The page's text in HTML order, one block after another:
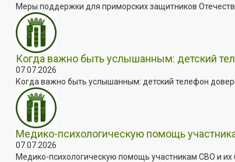
Меры поддержки для приморских защитников
Когда важно быть услышанным: детский
07.07.2026
Когда важно быть услышанным: детский телефон
Медико-психологическую помощь
07.07.2026
Медико-психологическую помощь участникам СВО и их